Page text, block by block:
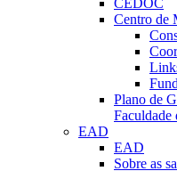
CEDOC
Centro de
Plano de
Faculdade
EAD
EAD
Sobre as